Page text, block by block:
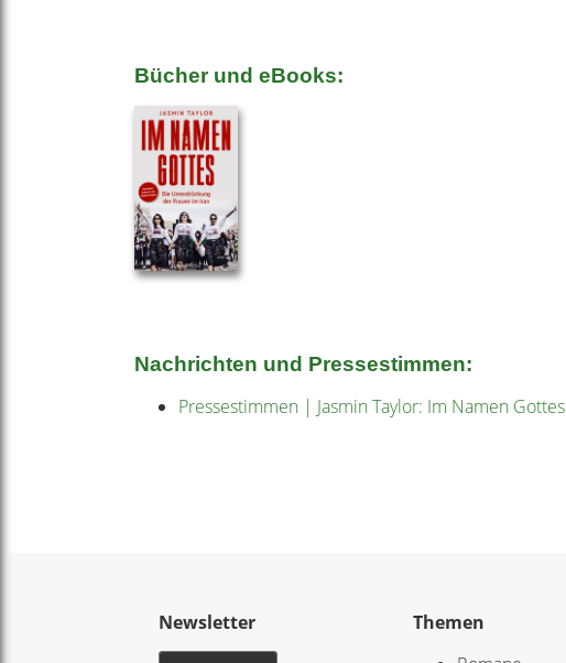
Bücher und eBooks:
Nachrichten und Pressestimmen:
Pressestimmen | Jasmin Taylor: Im Namen Gottes
Newsletter
Themen